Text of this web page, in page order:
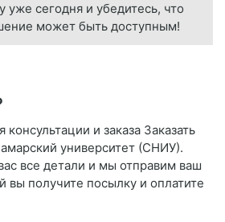
уже сегодня и убедитесь, что
может быть доступным!
и заказа Заказать
университет (СНИУ).
все детали и мы отправим ваш
вы получите посылку и оплатите